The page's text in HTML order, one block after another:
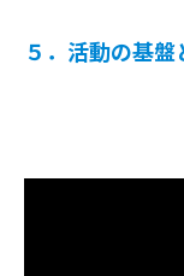
５．活動の基